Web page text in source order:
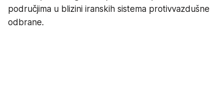
područjima u blizini iranskih sistema protivvazdušne
odbrane.